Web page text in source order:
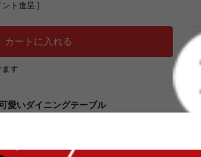
ント進呈 ]
カートに入れる
愛いダイニングテーブル
ることができるのでご家族での団欒は勿論、ホ